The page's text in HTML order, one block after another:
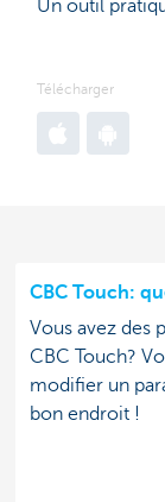
Un outil
Télécharger
Store
Store
CBC Touch:
Vous avez des
CBC Touch?
modifier un
bon endroit !